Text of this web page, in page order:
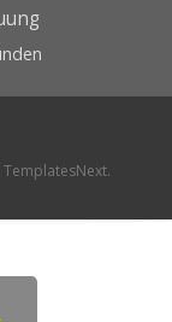
TemplatesNext.